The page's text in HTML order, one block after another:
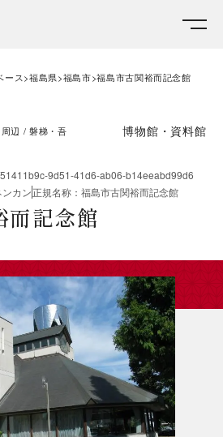
ース 福島県 福島市 福島市古関裕而記念館
辺
磐梯・吾
博物館・資料館
9d51-41d6-ab06-b14eeabd99d6
カン正規名称 ： 福島市古関裕而記念館
而記念館